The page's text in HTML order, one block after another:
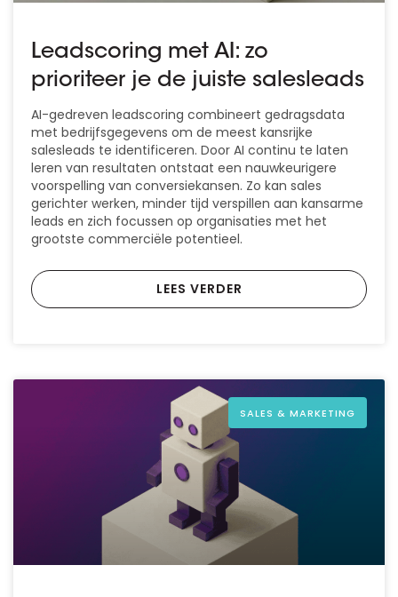
Leadscoring met AI: zo
prioriteer je de juiste salesleads
AI-gedreven leadscoring combineert gedragsdata
met bedrijfsgegevens om de meest kansrijke
salesleads te identificeren. Door AI continu te laten
leren van resultaten ontstaat een nauwkeurigere
voorspelling van conversiekansen. Zo kan sales
gerichter werken, minder tijd verspillen aan kansarme
leads en zich focussen op organisaties met het
grootste commerciële potentieel.
LEES VERDER
SALES & MARKETING